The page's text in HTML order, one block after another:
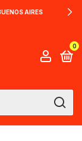
AIRES
0